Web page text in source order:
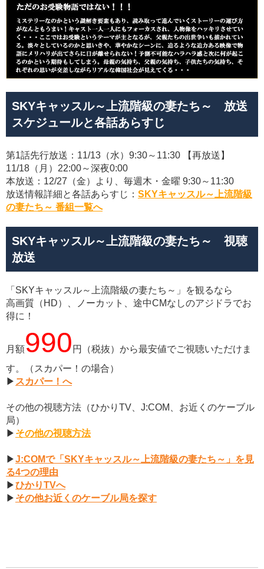
SKYキャッスル～上流階級の妻たち～ 放送
スケジュールと各話あらすじ
第1話先行放送：11/13（水）9:30～11:30 【再放送】
11/18（月）22:00～深夜0:00
本放送：12/27（金）より、毎週木・金曜 9:30～11:30
放送情報詳細と各話あらすじ： SKYキャッスル～上流階級
の妻たち～ 番組一覧へ
SKYキャッスル～上流階級の妻たち～ 視聴
放送
「SKYキャッスル～上流階級の妻たち～」を観るなら
高画質（HD）、ノーカット、途中CMなしのアジドラでお
得に！
月額990 円（税抜）から最安値でご視聴いただけま
す。（スカパー！の場合）
▶ スカパー！へ
その他の視聴方法（ひかりTV、J:COM、お近くのケーブル
局）
▶ その他の視聴方法
▶J:COMで「SKYキャッスル～上流階級の妻たち～」を見
る4つの理由
▶ひかりTVへ
▶ その他お近くのケーブル局を探す